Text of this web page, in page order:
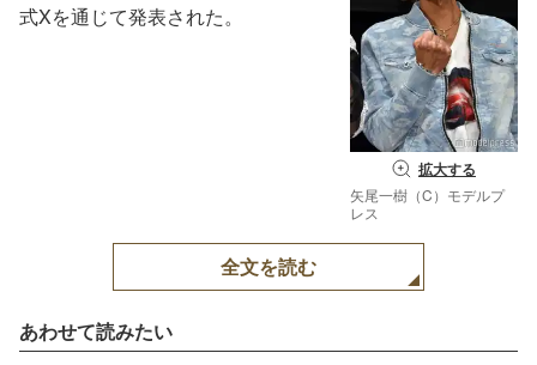
拡大する
矢尾一樹（C）モデルプ
レス
式Xを通じて発表された。
全文を読む
あわせて読みたい